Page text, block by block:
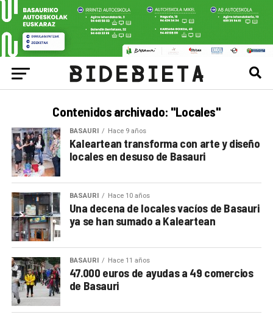
Contenidos archivado: "Locales"
BASAURI Hace 9 años
Kaleartean transforma con arte y diseño
locales en desuso de Basauri
BASAURI Hace 10 años
Una decena de locales vacíos de Basauri
ya se han sumado a Kaleartean
BASAURI Hace 11 años
47.000 euros de ayudas a 49 comercios
de Basauri